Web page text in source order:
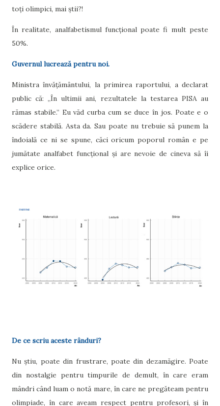
toți olimpici, mai știi?!
În realitate, analfabetismul funcțional poate fi mult peste
50%.
Guvernul lucrează pentru noi.
Ministra învățământului, la primirea raportului, a declarat
public că: „În ultimii ani, rezultatele la testarea PISA au
rămas stabile.” Eu văd curba cum se duce în jos. Poate e o
scădere stabilă. Asta da. Sau poate nu trebuie să punem la
îndoială ce ni se spune, căci oricum poporul român e pe
jumătate analfabet funcțional și are nevoie de cineva să îi
explice orice.
De ce scriu aceste rânduri?
Nu știu, poate din frustrare, poate din dezamăgire. Poate
din nostalgie pentru timpurile de demult, în care eram
mândri când luam o notă mare, în care ne pregăteam pentru
olimpiade, în care aveam respect pentru profesori, și în